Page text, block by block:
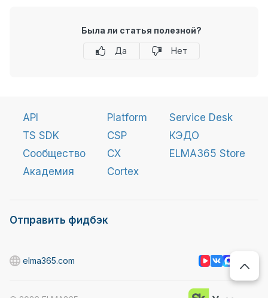
Была ли статья полезной?
Да
Нет
API
TS SDK
Сообщество
Академия
Platform
CSP
CX
Cortex
Service Desk
КЭДО
ELMA365 Store
Отправить фидбэк
elma365.com